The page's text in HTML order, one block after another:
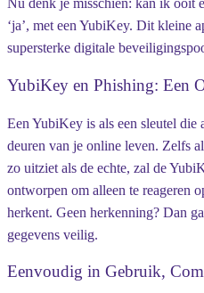
Nu denk je misschien: kan ik ooit
‘ja’, met een YubiKey. Dit kleine
supersterke digitale
YubiKey en Phishing: Een
Een YubiKey is als een sleutel die
deuren van je online leven. Zelfs
zo uitziet als de echte, zal de
ontworpen om alleen te reageren
herkent. Geen herkenning? Dan
gegevens veilig.
Eenvoudig in Gebruik,